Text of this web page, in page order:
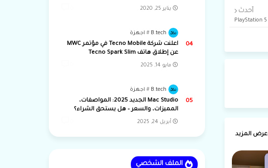
أحدث
عرض المزيد
يناير 25, 2020
B.tech اجهزة
اعلنت شركة Tecno Mobile في مؤتمر MWC
عن إطلاق هاتف Tecno Spark Slim
مايو 14, 2025
B.tech اجهزة
Mac Studio الجديد 2025: المواصفات،
المميزات، والسعر – هل يستحق الشراء؟
أبريل 24, 2025
الملف الشخصي